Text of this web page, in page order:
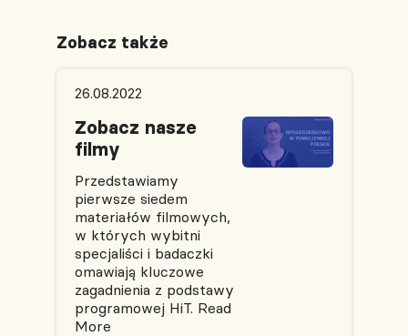
Zobacz także
26.08.2022
Zobacz nasze
filmy
Przedstawiamy
pierwsze siedem
materiałów filmowych,
w których wybitni
specjaliści i badaczki
omawiają kluczowe
zagadnienia z podstawy
programowej HiT. Read
More